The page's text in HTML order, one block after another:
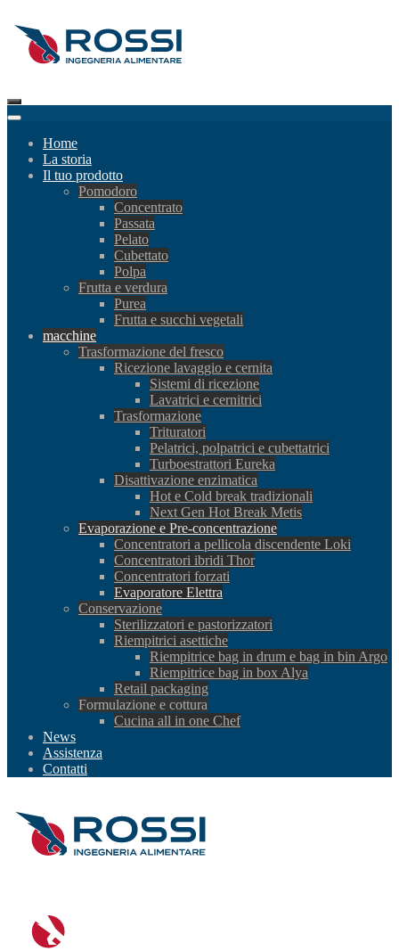
Home
La storia
Il tuo prodotto
Pomodoro
Concentrato
Passata
Pelato
Cubettato
Polpa
Frutta e verdura
Purea
Frutta e succhi vegetali
macchine
Trasformazione del fresco
Ricezione lavaggio e cernita
Sistemi di ricezione
Lavatrici e cernitrici
Trasformazione
Trituratori
Pelatrici, polpatrici e cubettatrici
Turboestrattori Eureka
Disattivazione enzimatica
Hot e Cold break tradizionali
Next Gen Hot Break Metis
Evaporazione e Pre-concentrazione
Concentratori a pellicola discendente Loki
Concentratori ibridi Thor
Concentratori forzati
Evaporatore Elettra
Conservazione
Sterilizzatori e pastorizzatori
Riempitrici asettiche
Riempitrice bag in drum e bag in bin Argo
Riempitrice bag in box Alya
Retail packaging
Formulazione e cottura
Cucina all in one Chef
News
Assistenza
Contatti